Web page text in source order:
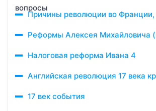
Причины революции во Франции,
Реформы Алексея Михайловича
Налоговая реформа Ивана 4
Английская революция 17 века
17 век события